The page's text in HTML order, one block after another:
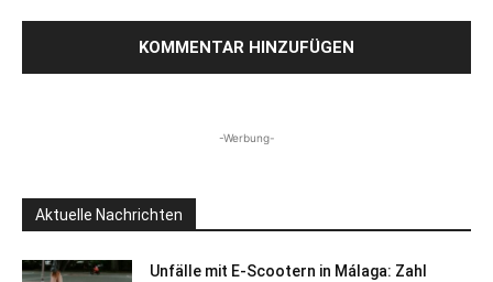
-Werbung-
Aktuelle Nachrichten
Unfälle mit E-Scootern in Málaga: Zahl